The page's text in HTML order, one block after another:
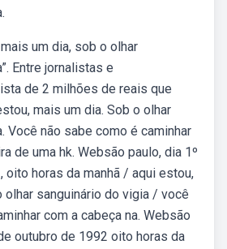
um dia, sob o olhar
Entre jornalistas e
de 2 milhões de reais que
mais um dia. Sob o olhar
Você não sabe como é caminhar
de uma hk. Websão paulo, dia 1º
oito horas da manhã / aqui estou,
sanguinário do vigia / você
com a cabeça na. Websão
outubro de 1992 oito horas da